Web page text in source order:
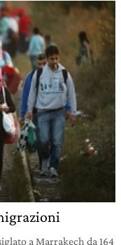
a Marrakech da 164